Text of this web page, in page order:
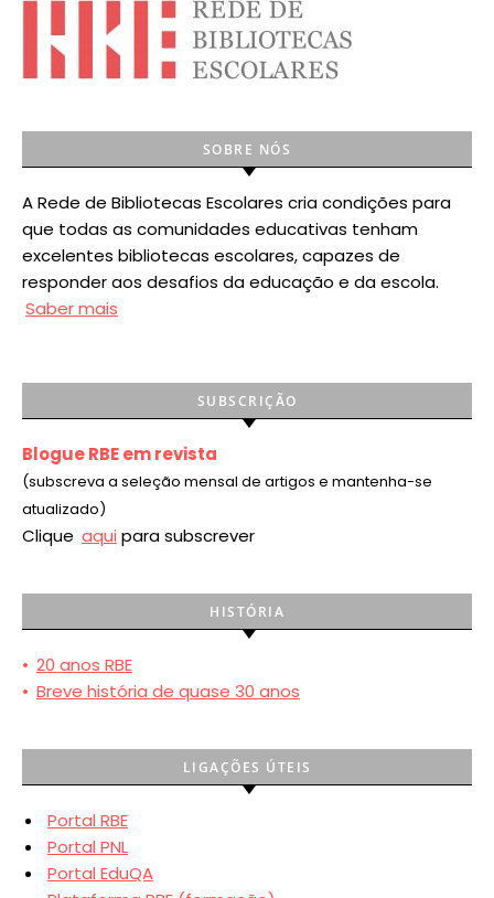
SOBRE NÓS
A Rede de Bibliotecas Escolares cria condições para
que todas as comunidades educativas tenham
excelentes bibliotecas escolares, capazes de
responder aos desafios da educação e da escola.
Saber mais
SUBSCRIÇÃO
Blogue RBE em revista
(subscreva a seleção mensal de artigos e mantenha-se
atualizado)
Clique aqui para subscrever
HISTÓRIA
• 20 anos RBE
• Breve história de quase 30 anos
LIGAÇÕES ÚTEIS
Portal RBE
Portal PNL
Portal EduQA